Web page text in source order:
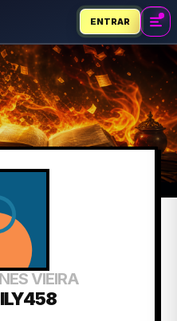
ENTRAR
VIEIRA